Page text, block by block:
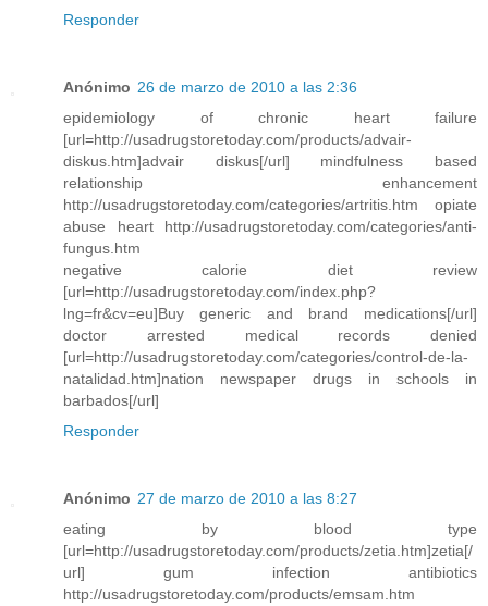
Responder
Anónimo 26 de marzo de 2010 a las 2:36
epidemiology of chronic heart failure
[url=http://usadrugstoretoday.com/products/advair-
diskus.htm]advair diskus[/url] mindfulness based
relationship enhancement
http://usadrugstoretoday.com/categories/artritis.htm opiate
abuse heart http://usadrugstoretoday.com/categories/anti-
fungus.htm
negative calorie diet review
[url=http://usadrugstoretoday.com/index.php?
lng=fr&cv=eu]Buy generic and brand medications[/url]
doctor arrested medical records denied
[url=http://usadrugstoretoday.com/categories/control-de-la-
natalidad.htm]nation newspaper drugs in schools in
barbados[/url]
Responder
Anónimo 27 de marzo de 2010 a las 8:27
eating by blood type
[url=http://usadrugstoretoday.com/products/zetia.htm]zetia[/
url] gum infection antibiotics
http://usadrugstoretoday.com/products/emsam.htm